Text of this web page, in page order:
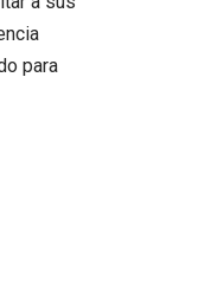
para